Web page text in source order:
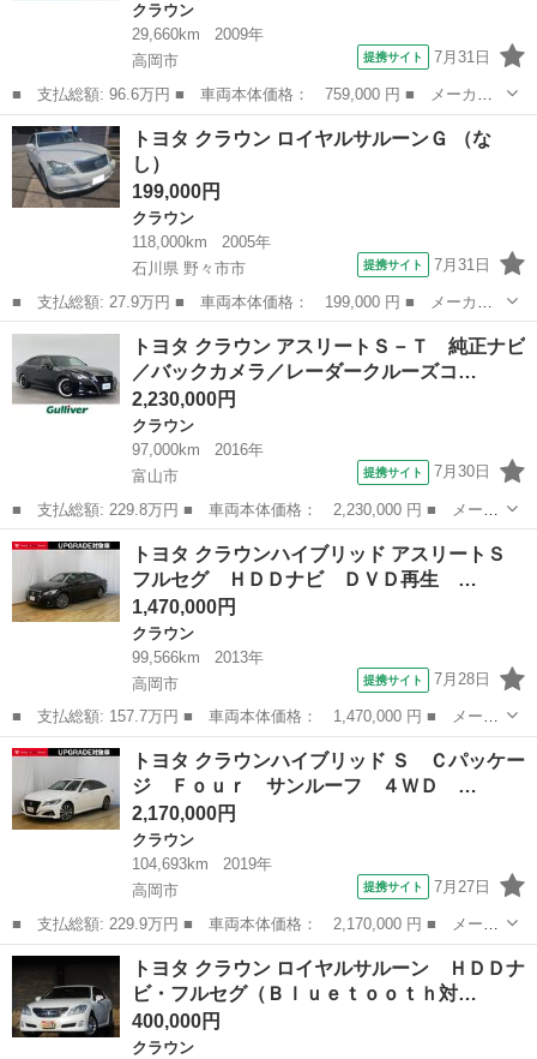
クラウン
29,660km
2009年
高岡市
提携サイト 7月31日
■ 支払総額: 96.6万円 ■ 車両本体価格： 759,000 円 ■ メーカー
名： トヨタ ■ 車種名： クラウン ■ グレード名： ２．５アス
リート スペシャルエディション【禁煙】【ＥＴＣ】 【純正８イン
チＨＤＤナビ...
富山 高岡市 クラウン
トヨタ クラウン ロイヤルサルーンＧ （な
し）
199,000円
クラウン
118,000km
2005年
石川県 野々市市
提携サイト 7月31日
■ 支払総額: 27.9万円 ■ 車両本体価格： 199,000 円 ■ メーカー
名： トヨタ ■ 車種名： クラウン ■ グレード名： ロイヤルサ
ルーンＧ ■ 排気量： 3000cc ■ ドア枚数： 4D ■ ミッション...
石川 野々市市 クラウン
トヨタ クラウン アスリートＳ－Ｔ 純正ナビ
／バックカメラ／レーダークルーズコ…
2,230,000円
クラウン
97,000km
2016年
富山市
提携サイト 7月30日
■ 支払総額: 229.8万円 ■ 車両本体価格： 2,230,000 円 ■ メーカ
ー名： トヨタ ■ 車種名： クラウン ■ グレード名： アスリー
トＳ－Ｔ 純正ナビ／バックカメラ／レーダークルーズコントロール
／前席エ...
富山 富山市 クラウン
トヨタ クラウンハイブリッド アスリートＳ
フルセグ ＨＤＤナビ ＤＶＤ再生 …
1,470,000円
クラウン
99,566km
2013年
高岡市
提携サイト 7月28日
■ 支払総額: 157.7万円 ■ 車両本体価格： 1,470,000 円 ■ メーカ
ー名： トヨタ ■ 車種名： クラウンハイブリッド ■ グレード
名： アスリートＳ フルセグ ＨＤＤナビ ＤＶＤ再生 バックカ
メラ 衝突...
富山 高岡市 クラウン
トヨタ クラウンハイブリッド Ｓ Ｃパッケー
ジ Ｆｏｕｒ サンルーフ ４ＷＤ …
2,170,000円
クラウン
104,693km
2019年
高岡市
提携サイト 7月27日
■ 支払総額: 229.9万円 ■ 車両本体価格： 2,170,000 円 ■ メーカ
ー名： トヨタ ■ 車種名： クラウンハイブリッド ■ グレード
名： Ｓ Ｃパッケージ Ｆｏｕｒ サンルーフ ４ＷＤ フルセ
グ メモリー...
富山 高岡市 クラウン
トヨタ クラウン ロイヤルサルーン ＨＤＤナ
ビ・フルセグ（Ｂｌｕｅｔｏｏｔｈ対…
400,000円
クラウン